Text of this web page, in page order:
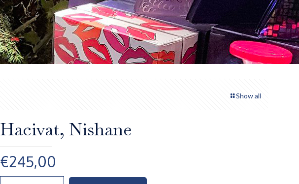
Show all
Hacivat, Nishane
€245,00